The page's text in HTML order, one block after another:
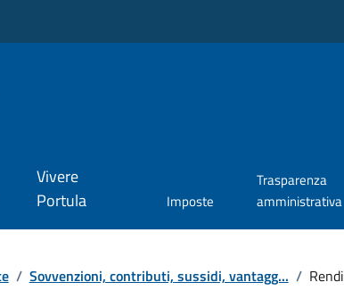
Vivere
Portula
Imposte
Trasparenza
amministrativa
/ Sovvenzioni, contributi, sussidi, vantagg... /